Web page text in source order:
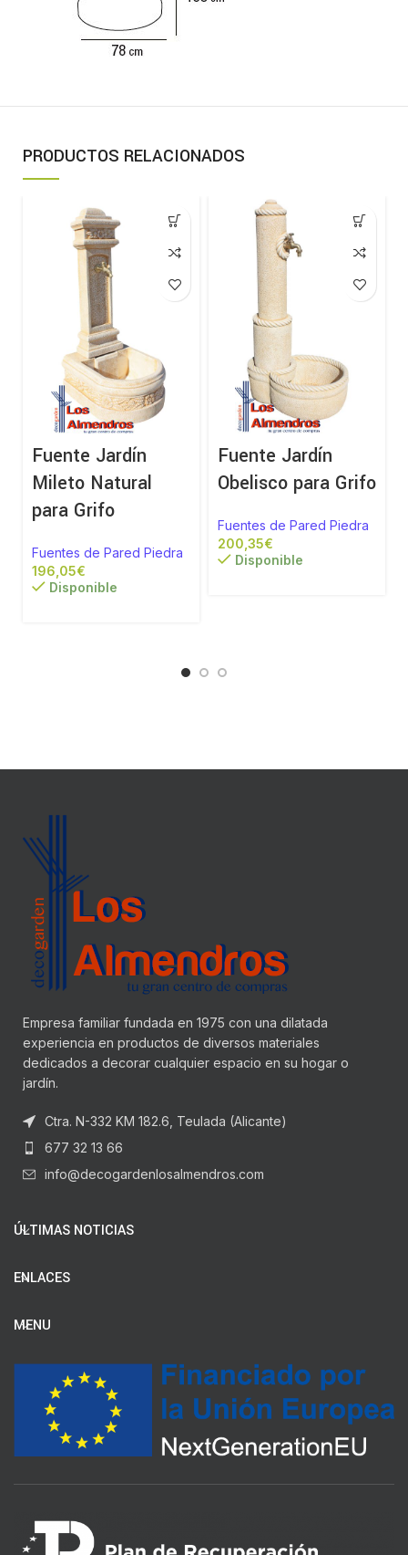
PRODUCTOS RELACIONADOS
Fuente Jardín
Mileto Natural
para Grifo
Fuentes de Pared Piedra
€
Disponible
Fuente Jardín
Obelisco para Grifo
Fuentes de Pared Piedra
€
Disponible
Empresa familiar fundada en 1975 con una dilatada
experiencia en productos de diversos materiales
dedicados a decorar cualquier espacio en su hogar o
jardín.
Ctra. N-332 KM 182.6, Teulada (Alicante)
677 32 13 66
info@decogardenlosalmendros.com
ÚLTIMAS NOTICIAS
ENLACES
MENU